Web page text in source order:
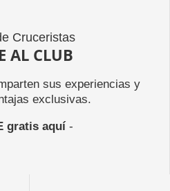
AL CLUB
sus experiencias y
exclusivas.
gratis aquí-